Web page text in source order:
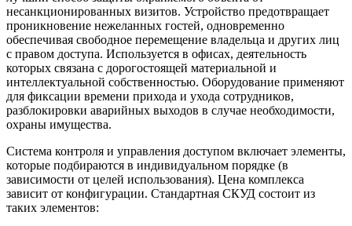
несанкционированных визитов. Устройство предотвращает
проникновение нежеланных гостей, одновременно
обеспечивая свободное перемещение владельца и других лиц
с правом доступа. Используется в офисах, деятельность
которых связана с дорогостоящей материальной и
интеллектуальной собственностью. Оборудование применяют
для фиксации времени прихода и ухода сотрудников,
разблокировки аварийных выходов в случае необходимости,
охраны имущества.
Система контроля и управления доступом включает элементы,
которые подбираются в индивидуальном порядке (в
зависимости от целей использования). Цена комплекса
зависит от конфигурации. Стандартная СКУД состоит из
таких элементов: